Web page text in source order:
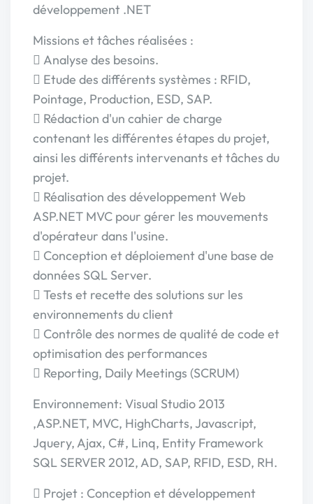
développement .NET
Missions et tâches réalisées :
 Analyse des besoins.
 Etude des différents systèmes : RFID,
Pointage, Production, ESD, SAP.
 Rédaction d'un cahier de charge
contenant les différentes étapes du projet,
ainsi les différents intervenants et tâches du
projet.
 Réalisation des développement Web
ASP.NET MVC pour gérer les mouvements
d'opérateur dans l'usine.
 Conception et déploiement d'une base de
données SQL Server.
 Tests et recette des solutions sur les
environnements du client
 Contrôle des normes de qualité de code et
optimisation des performances
 Reporting, Daily Meetings (SCRUM)
Environnement: Visual Studio 2013
,ASP.NET, MVC, HighCharts, Javascript,
Jquery, Ajax, C#, Linq, Entity Framework
SQL SERVER 2012, AD, SAP, RFID, ESD, RH.
 Projet : Conception et développement